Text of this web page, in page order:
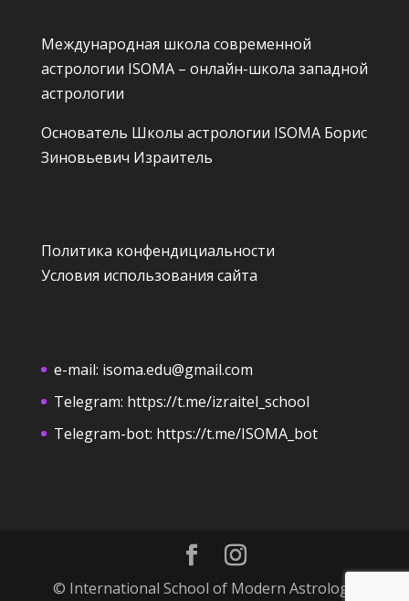
Международная школа современной
астрологии ISOMA – онлайн-школа западной
астрологии
Основатель Школы астрологии ISOMA Борис
Зиновьевич Израитель
Политика конфендициальности
Условия использования сайта
e-mail: isoma.edu@gmail.com
Telegram: https://t.me/izraitel_school
Telegram-bot: https://t.me/ISOMA_bot
© International School of Modern Astrology